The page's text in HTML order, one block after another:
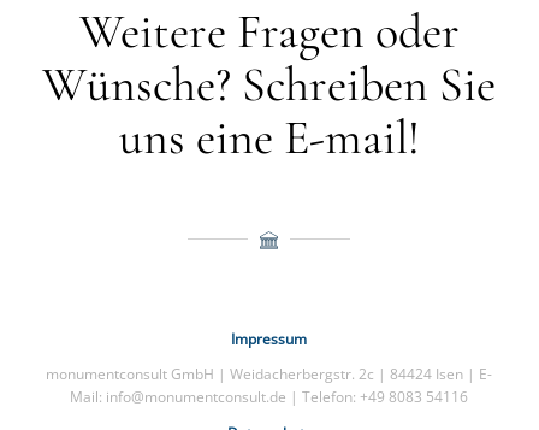
Weitere Fragen oder
Wünsche? Schreiben Sie
uns eine E-mail!
Impressum
monumentconsult GmbH | Weidacherbergstr. 2c | 84424 Isen | E-
Mail: info@monumentconsult.de | Telefon: +49 8083 54116